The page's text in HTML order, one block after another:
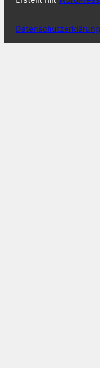
Datenschutzerklärung